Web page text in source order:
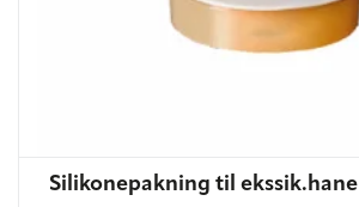
Silikonepakning til ekssik.hane